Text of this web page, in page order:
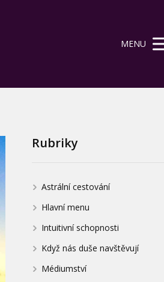
MENU
Rubriky
Astrální cestování
Hlavní menu
Intuitivní schopnosti
Když nás duše navštěvují
Médiumství